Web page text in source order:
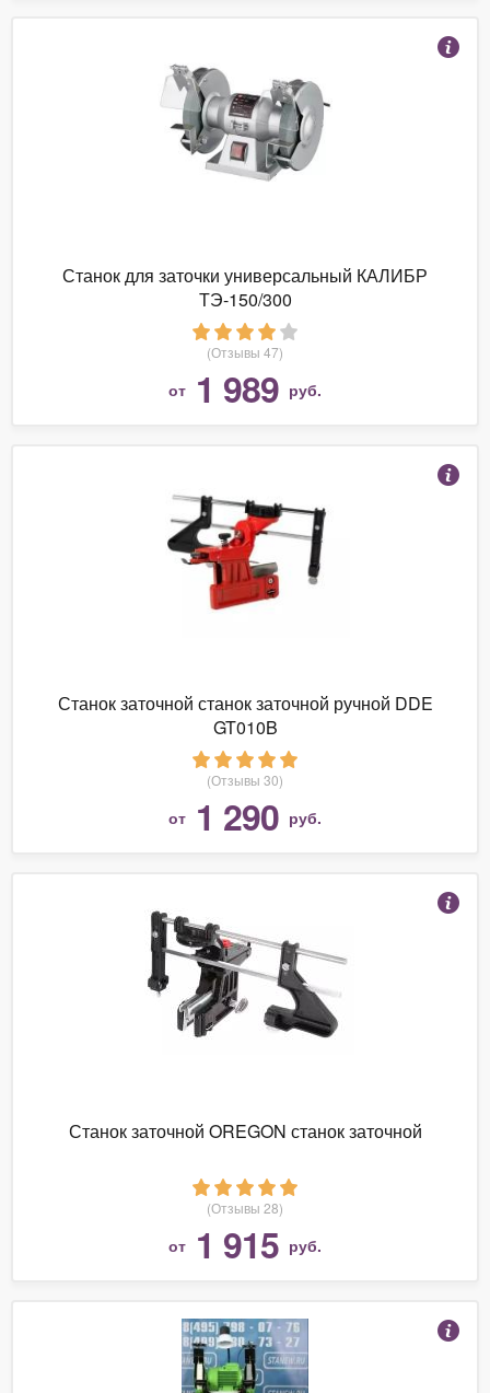
Станок для заточки универсальный КАЛИБР
ТЭ-150/300
(Отзывы 47)
от 1 989 руб.
Станок заточной станок заточной ручной DDE
GT010B
(Отзывы 30)
от 1 290 руб.
Станок заточной OREGON станок заточной
(Отзывы 28)
от 1 915 руб.